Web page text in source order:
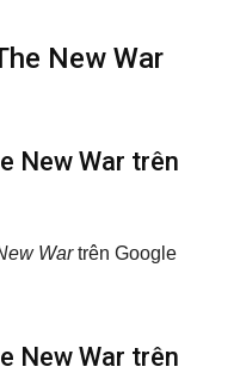
New War
New War trên
Wartrên Google
New War trên